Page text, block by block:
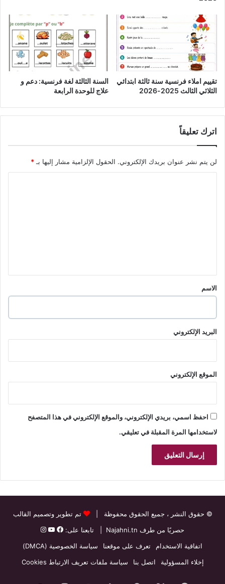
تقييم املاء فرنسية سنة ثالثة ابتدائي
الثلاثي الثالث 2025-2026
السنة الثالثة لغة فرنسية: دعم و
علاج للوحدة الرابعة
اترك تعليقاً
لن يتم نشر عنوان بريدك الإلكتروني. الحقول الإلزامية مشار إليها بـ *
*
الاسم
البريد الإلكتروني
الموقع الإلكتروني
احفظ اسمي، بريدي الإلكتروني، والموقع الإلكتروني في هذا المتصفح
لاستخدامها المرة المقبلة في تعليقي.
© حقوق النشر ، جميع الحقوق محفوظة |
تم تطوير وتصميم القالب
حصريًا من طرف Najahni.tn | تابعنا على:
اتفاقية الاستخدام
تعرف على موقعنا
سياسة الخصوصية (DMCA)
إخلاء المسؤولية
اتصل بنا سياسة ملفات تعريف الارتباط Cookies